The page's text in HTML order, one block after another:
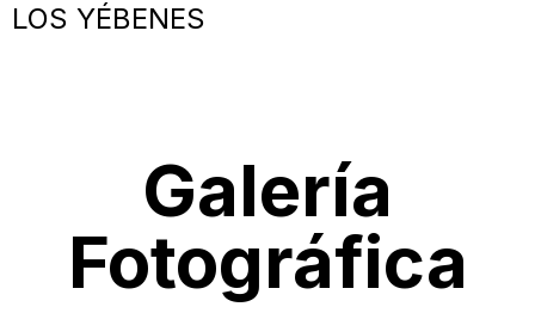
LOS YÉBENES
Galería
Fotográfica